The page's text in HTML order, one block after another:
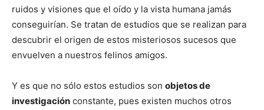
ruidos y visiones que el oído y la vista humana jamás
conseguirían. Se tratan de estudios que se realizan para
descubrir el origen de estos misteriosos sucesos que
envuelven a nuestros felinos amigos.
Y es que no sólo estos estudios son objetos de
investigación constante, pues existen muchos otros